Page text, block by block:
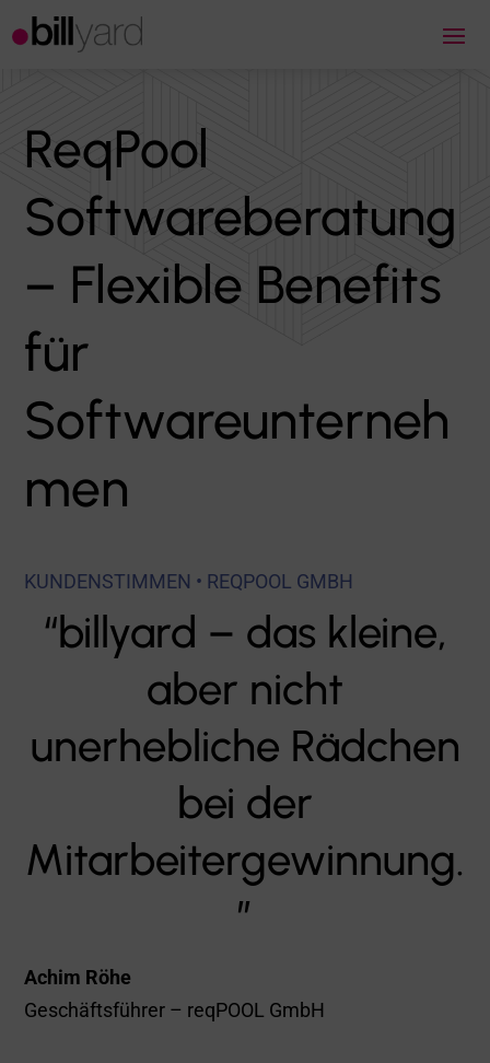
ReqPool
Softwareberatung
– Flexible Benefits
für
Softwareunterneh
men
KUNDENSTIMMEN • REQPOOL GMBH
“billyard – das kleine,
aber nicht
unerhebliche Rädchen
bei der
Mitarbeitergewinnung.
”
Achim Röhe
Geschäftsführer – reqPOOL GmbH